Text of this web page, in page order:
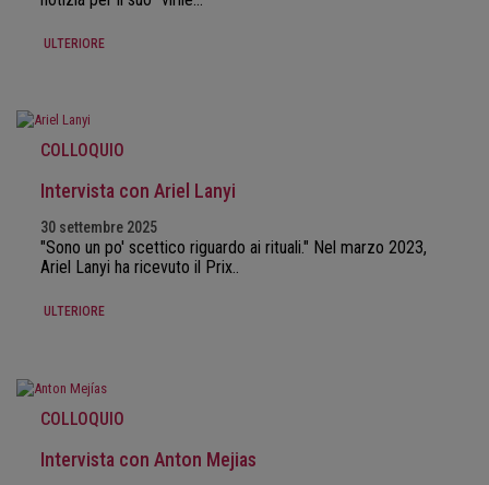
ULTERIORE
COLLOQUIO
Intervista con Ariel Lanyi
30 settembre 2025
"Sono un po' scettico riguardo ai rituali." Nel marzo 2023,
Ariel Lanyi ha ricevuto il Prix..
ULTERIORE
COLLOQUIO
Intervista con Anton Mejias